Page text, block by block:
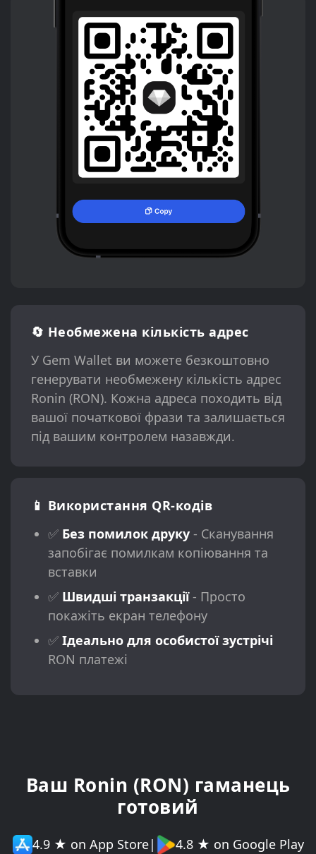
🔄 Необмежена кількість адрес
У Gem Wallet ви можете безкоштовно
генерувати необмежену кількість адрес
Ronin (RON). Кожна адреса походить від
вашої початкової фрази та залишається
під вашим контролем назавжди.
📱 Використання QR-кодів
✅ Без помилок друку- Сканування
запобігає помилкам копіювання та
вставки
✅ Швидші транзакції- Просто
покажіть екран телефону
✅ Ідеально для особистої зустрічі
RON платежі
Ваш Ronin (RON) гаманець
готовий
4.9 ★ on App Store| 4.8 ★ on Google Play